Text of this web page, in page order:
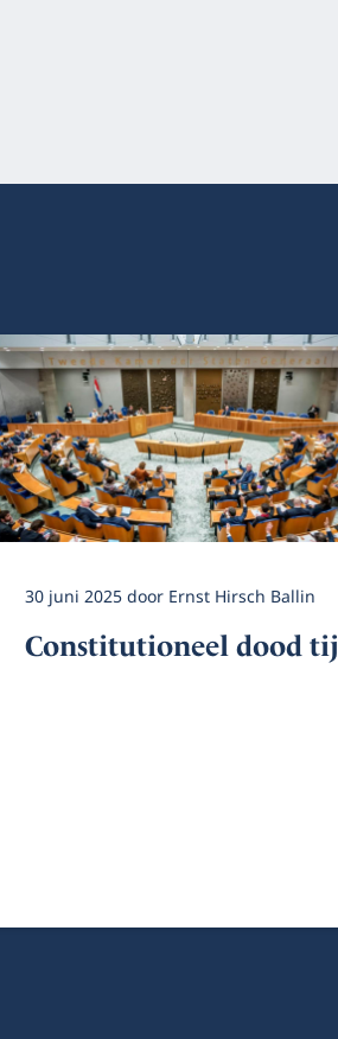
30 juni 2025door Ernst Hirsch Ballin
Constitutioneel dood tij